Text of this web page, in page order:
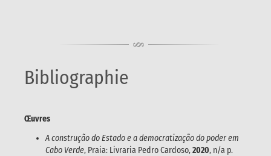
Bibliographie
Œuvres
A construção do Estado e a democratização do poder em
Cabo Verde, Praia: Livraria Pedro Cardoso,2020, n/a p.